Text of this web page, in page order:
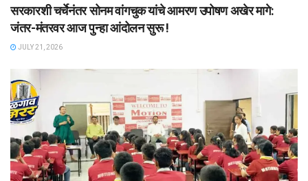
सरकारशी चर्चेनंतर सोनम वांगचुक यांचे आमरण उपोषण अखेर मागे:
जंतर-मंतरवर आज पुन्हा आंदोलन सुरू !
JULY 21, 2026